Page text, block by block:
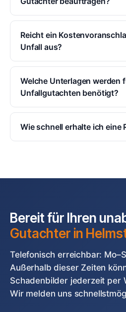
Reicht ein
Unfall aus?
Welche Unterlagen werden
Unfallgutachten benötigt?
Wie schnell erhalte ich eine
Bereit für Ihren
Gutachter in
Telefonisch erreichbar:
Außerhalb dieser Zeiten
Schadenbilder jederzeit per
Wir melden uns